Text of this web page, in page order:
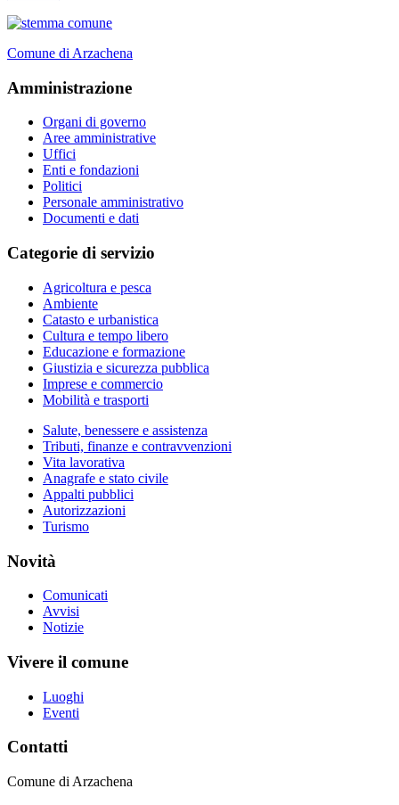
Comune di Arzachena
Amministrazione
Organi di governo
Aree amministrative
Uffici
Enti e fondazioni
Politici
Personale amministrativo
Documenti e dati
Categorie di servizio
Agricoltura e pesca
Ambiente
Catasto e urbanistica
Cultura e tempo libero
Educazione e formazione
Giustizia e sicurezza pubblica
Imprese e commercio
Mobilità e trasporti
Salute, benessere e assistenza
Tributi, finanze e contravvenzioni
Vita lavorativa
Anagrafe e stato civile
Appalti pubblici
Autorizzazioni
Turismo
Novità
Comunicati
Avvisi
Notizie
Vivere il comune
Luoghi
Eventi
Contatti
Comune di Arzachena